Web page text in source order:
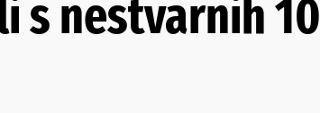
s nestvarnih 10